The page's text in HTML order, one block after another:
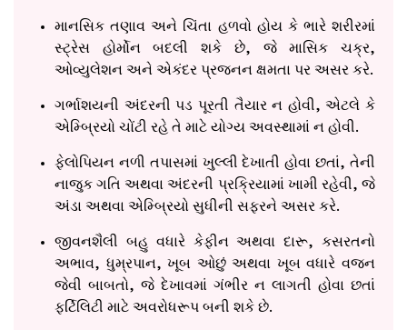
માનસિક તણાવ અને ચિંતા હળવો હોય કે ભારે શરીરમાં
સ્ટ્રેસ હોર્મોન બદલી શકે છે, જે માસિક ચક્ર,
ઓવ્યુલેશન અને એકંદર પ્રજનન ક્ષમતા પર અસર કરે.
ગર્ભાશયની અંદરની પડ પૂરતી તૈયાર ન હોવી, એટલે કે
એમ્બ્રિયો ચોંટી રહે તે માટે યોગ્ય અવસ્થામાં ન હોવી.
ફેલોપિયન નળી તપાસમાં ખુલ્લી દેખાતી હોવા છતાં, તેની
નાજુક ગતિ અથવા અંદરની પ્રક્રિયામાં ખામી રહેવી, જે
અંડા અથવા એમ્બ્રિયો સુધીની સફરને અસર કરે.
જીવનશૈલી બહુ વધારે કેફીન અથવા દારૂ, કસરતનો
અભાવ, ધુમ્રપાન, ખૂબ ઓછું અથવા ખૂબ વધારે વજન
જેવી બાબતો, જે દેખાવમાં ગંભીર ન લાગતી હોવા છતાં
ફર્ટિલિટી માટે અવરોધરૂપ બની શકે છે.